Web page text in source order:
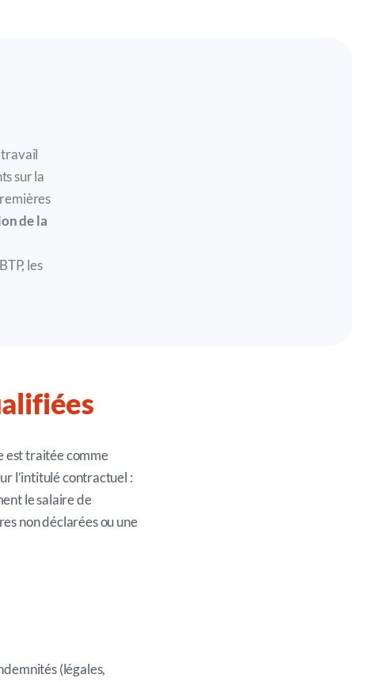
travail
sur la
de la
les
est traitée comme
l’intitulé contractuel :
le salaire de
non déclarées ou une
(légales,